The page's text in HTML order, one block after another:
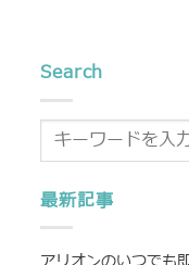
Search
最新記事